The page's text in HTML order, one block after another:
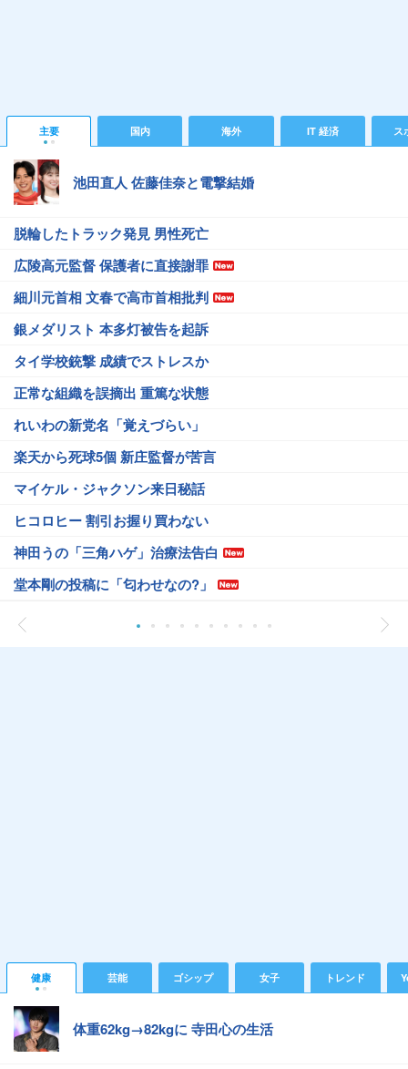
主要 国内 海外 IT 経済 ス
池田直人 佐藤佳奈と電撃結婚
脱輪したトラック発見 男性死亡
広陵高元監督 保護者に直接謝罪
細川元首相 文春で高市首相批判
銀メダリスト 本多灯被告を起訴
タイ学校銃撃 成績でストレスか
正常な組織を誤摘出 重篤な状態
れいわの新党名「覚えづらい」
楽天から死球5個 新庄監督が苦言
マイケル・ジャクソン来日秘話
ヒコロヒー 割引お握り買わない
神田うの「三角ハゲ」治療法告白
堂本剛の投稿に「匂わせなの?」
健康 芸能 ゴシップ 女子 トレンド
体重62kg→82kgに 寺田心の生活